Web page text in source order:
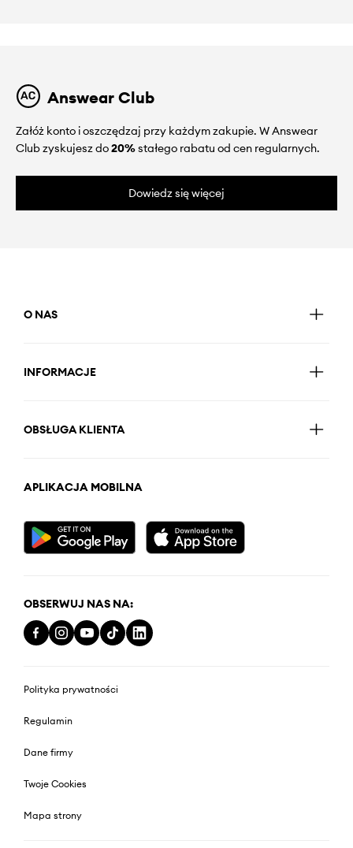
Answear Club
Załóż konto i oszczędzaj przy każdym zakupie. W Answear
Club zyskujesz do20%stałego rabatu od cen regularnych.
Dowiedz się więcej
O NAS
INFORMACJE
OBSŁUGA KLIENTA
APLIKACJA MOBILNA
OBSERWUJ NAS NA:
Polityka prywatności
Regulamin
Dane firmy
Twoje Cookies
Mapa strony